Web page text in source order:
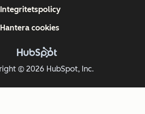
© 2026 HubSpot, Inc.
Integritetspolicy
Hantera cookies